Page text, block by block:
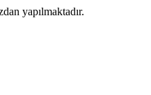
yapılmaktadır.